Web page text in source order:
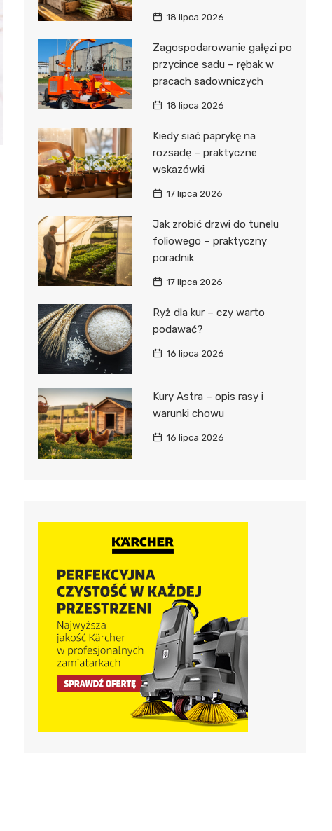
18 lipca 2026
Zagospodarowanie gałęzi po
przycince sadu – rębak w
pracach sadowniczych
18 lipca 2026
Kiedy siać paprykę na
rozsadę – praktyczne
wskazówki
17 lipca 2026
Jak zrobić drzwi do tunelu
foliowego – praktyczny
poradnik
17 lipca 2026
Ryż dla kur – czy warto
podawać?
16 lipca 2026
Kury Astra – opis rasy i
warunki chowu
16 lipca 2026